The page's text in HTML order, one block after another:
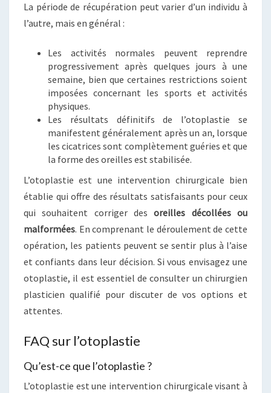
La période de récupération peut varier d’un individu à
l’autre, mais en général :
Les activités normales peuvent reprendre
progressivement après quelques jours à une
semaine, bien que certaines restrictions soient
imposées concernant les sports et activités
physiques.
Les résultats définitifs de l’otoplastie se
manifestent généralement après un an, lorsque
les cicatrices sont complètement guéries et que
la forme des oreilles est stabilisée.
L’otoplastie est une intervention chirurgicale bien
établie qui offre des résultats satisfaisants pour ceux
qui souhaitent corriger desoreilles décollées ou
malformées. En comprenant le déroulement de cette
opération, les patients peuvent se sentir plus à l’aise
et confiants dans leur décision. Si vous envisagez une
otoplastie, il est essentiel de consulter un chirurgien
plasticien qualifié pour discuter de vos options et
attentes.
FAQ sur l’otoplastie
Qu’est-ce que l’otoplastie ?
L’otoplastie est une intervention chirurgicale visant à